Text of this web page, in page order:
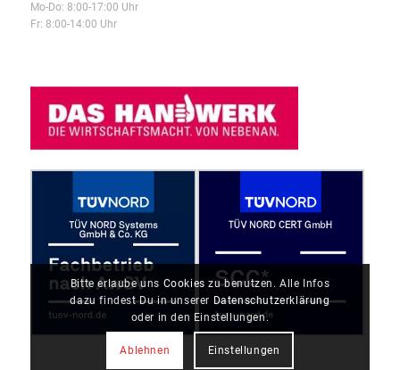
Mo-Do: 8:00-17:00 Uhr
Fr: 8:00-14:00 Uhr
Bitte erlaube uns Cookies zu benutzen. Alle Infos
dazu findest Du in unserer Datenschutzerklärung
oder in den Einstellungen.
Ablehnen Einstellungen